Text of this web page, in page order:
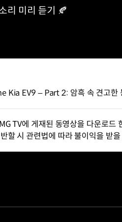
리 미리 듣기 🍂
Kia EV9 – Part 2: 암흑 속 견고한
TV에 게재된 동영상을 다운로드
할 시 관련법에 따라 불이익을 받